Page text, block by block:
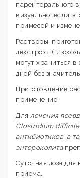
парентерального
визуально, если
примесей и
Растворы,
декстрозы
могут храниться
дней без
Приготовление
применение
Для лечения
Clostridium
антибиотиков, а
энтероколита
Суточная доза для
приема.